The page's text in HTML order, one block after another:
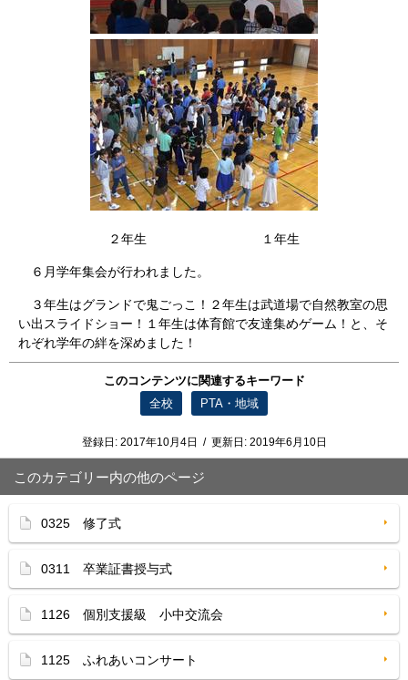
２年生 １年生
６月学年集会が行われました。
３年生はグランドで鬼ごっこ！２年生は武道場で自然教室の思
い出スライドショー！１年生は体育館で友達集めゲーム！と、そ
れぞれ学年の絆を深めました！
このコンテンツに関連するキーワード
全校
PTA・地域
登録日: 2017年10月4日 / 更新日: 2019年6月10日
このカテゴリー内の他のページ
0325 修了式
0311 卒業証書授与式
1126 個別支援級 小中交流会
1125 ふれあいコンサート